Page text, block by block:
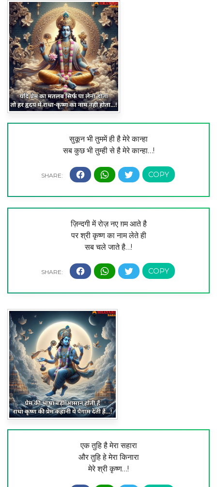
सुकून भी तुममें ही है मेरे कान्हा
सब कुछ भी तुम्ही से है मेरे कान्हा…!
ज़िन्दगी में रोज़ नए ग़म आते है
पर श्री कृष्ण का नाम लेते ही
सब चले जाते है…!
एक तुहि है मेरा सहारा
और तुहि हे मेरा किनारा
मेरे श्री कृष्ण…!